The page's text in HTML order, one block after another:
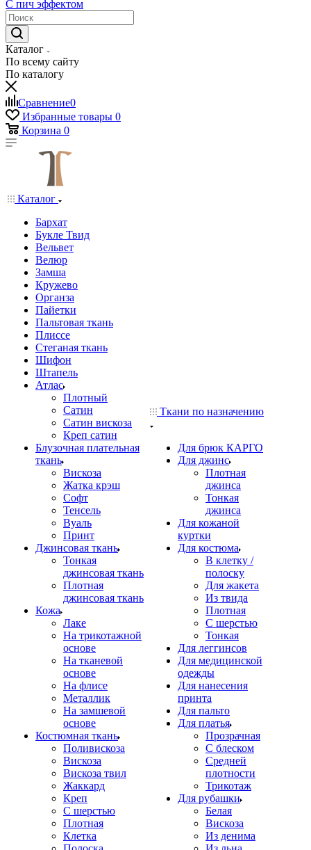
С пич эффектом
Каталог
По всему сайту
По каталогу
Сравнение0
Избранные товары 0
Корзина 0
Каталог
Бархат
Букле Твид
Вельвет
Велюр
Замша
Кружево
Органза
Пайетки
Пальтовая ткань
Плиссе
Стеганая ткань
Шифон
Штапель
Атлас
Плотный
Сатин
Сатин вискоза
Креп сатин
Блузочная плательная
ткань
Вискоза
Жатка крэш
Софт
Тенсель
Вуаль
Принт
Джинсовая ткань
Тонкая
джинсовая ткань
Плотная
джинсовая ткань
Кожа
Лаке
На трикотажной
основе
На тканевой
основе
На флисе
Металлик
На замшевой
основе
Костюмная ткань
Поливискоза
Вискоза
Вискоза твил
Жаккард
Креп
С шерстью
Плотная
Клетка
Ткани по назначению
Для брюк КАРГО
Для джинс
Плотная
джинса
Тонкая
джинса
Для кожаной
куртки
Для костюма
В клетку /
полоску
Для жакета
Из твида
Плотная
С шерстью
Тонкая
Для леггинсов
Для медицинской
одежды
Для нанесения
принта
Для пальто
Для платья
Прозрачная
С блеском
Средней
плотности
Трикотаж
Для рубашки
Белая
Вискоза
Из денима